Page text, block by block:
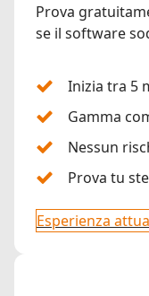
Prova
se il software
Inizia tra 5
Gamma
Nessun
Prova tu
Esperienza